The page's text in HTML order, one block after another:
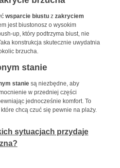
wsparcie biustuz zakryciem
jest biustonosz o wysokim
up, który podtrzyma biust, nie
konstrukcja skutecznie uwydatnia
brzucha.
stanie
staniesą niezbędne, aby
w przedniej części
jednocześnie komfort. To
chcą czuć się pewnie na plaży.
sytuacjach przydaje